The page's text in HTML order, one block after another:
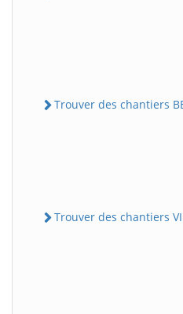
Trouver des chantiers
Trouver des chantiers